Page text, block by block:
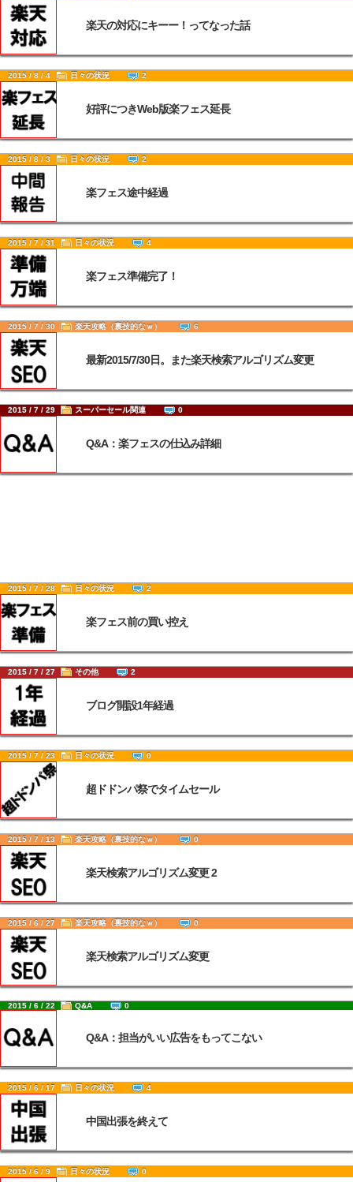
楽天の対応にキーー！ってなった話
2015 / 8 / 4 日々の状況 2
好評につきWeb版楽フェス延長
2015 / 8 / 3 日々の状況 2
楽フェス途中経過
2015 / 7 / 31 日々の状況 4
楽フェス準備完了！
2015 / 7 / 30 楽天攻略（裏技的なｗ） 6
最新2015/7/30日。また楽天検索アルゴリズム変更
2015 / 7 / 29 スーパーセール関連 0
Q&A：楽フェスの仕込み詳細
2015 / 7 / 28 日々の状況 2
楽フェス前の買い控え
2015 / 7 / 27 その他 2
ブログ開設1年経過
2015 / 7 / 23 日々の状況 0
超ドドンパ祭でタイムセール
2015 / 7 / 13 楽天攻略（裏技的なｗ） 0
楽天検索アルゴリズム変更 2
2015 / 6 / 27 楽天攻略（裏技的なｗ） 0
楽天検索アルゴリズム変更
2015 / 6 / 22 Q&A 0
Q&A：担当がいい広告をもってこない
2015 / 6 / 17 日々の状況 4
中国出張を終えて
2015 / 6 / 9 日々の状況 0